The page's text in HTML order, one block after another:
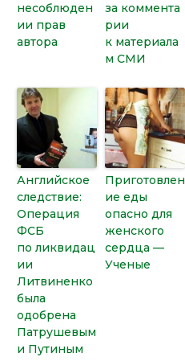
несоблюден
ии прав
автора
за коммента
рии
к материала
м СМИ
Английское
следствие:
Операция
ФСБ
по ликвидац
ии
Литвиненко
была
одобрена
Патрушевым
и Путиным
Приготовлен
ие еды
опасно для
женского
сердца —
Ученые